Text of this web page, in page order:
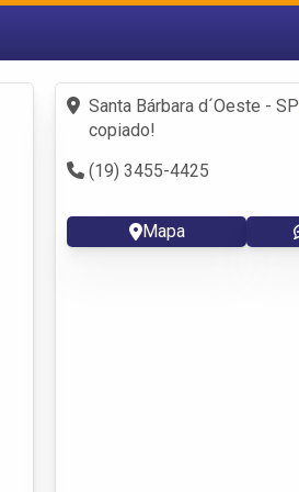
Fazer login
Criar conta
Santa Bárbara d´Oeste - SP
copiado!
(19) 3455-4425
Mapa